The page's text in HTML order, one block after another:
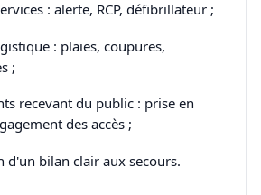
: alerte, RCP, défibrillateur ;
: plaies, coupures,
;
recevant du public : prise en
des accès ;
d'un bilan clair aux secours.